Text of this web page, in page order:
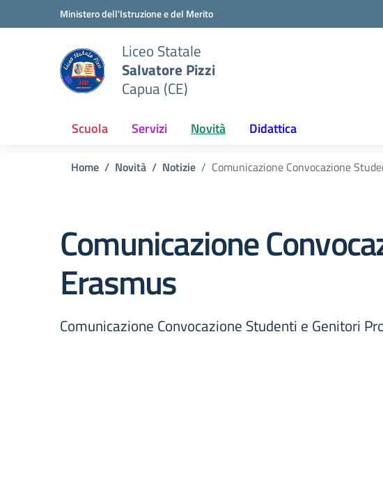
Vai ai contenuti
Vai al menu di navigazioneMinistero dell'Istruzione e del Merito
Liceo Statale
Salvatore Pizzi
Capua (CE)
Scuola Servizi Novità Didattica
Home Novità Notizie Comunicazione Convocazione
Comunicazione
Erasmus
Comunicazione Convocazione Studenti e Genitori